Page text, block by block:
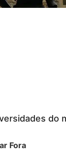
do
Fora